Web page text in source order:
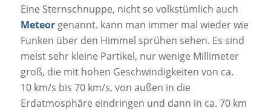
Eine Sternschnuppe, nicht so volkstümlich auch
Meteorgenannt. kann man immer mal wieder wie
Funken über den Himmel sprühen sehen. Es sind
meist sehr kleine Partikel, nur wenige Millimeter
groß, die mit hohen Geschwindigkeiten von ca.
10 km/s bis 70 km/s, von außen in die
Erdatmosphäre eindringen und dann in ca. 70 km